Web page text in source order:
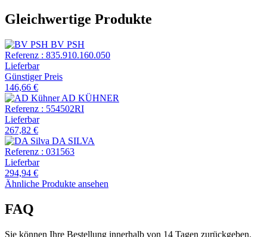
Gleichwertige Produkte
BV PSH
Referenz : 835.910.160.050
Lieferbar
Günstiger Preis
146,66 €
AD KÜHNER
Referenz : 554502RI
Lieferbar
267,82 €
DA SILVA
Referenz : 031563
Lieferbar
294,94 €
Ähnliche Produkte ansehen
FAQ
Sie können Ihre Bestellung innerhalb von 14 Tagen zurückgeben.